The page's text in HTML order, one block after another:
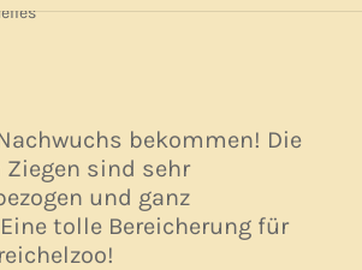
bekommen! Die
sind sehr
und ganz
tolle Bereicherung für